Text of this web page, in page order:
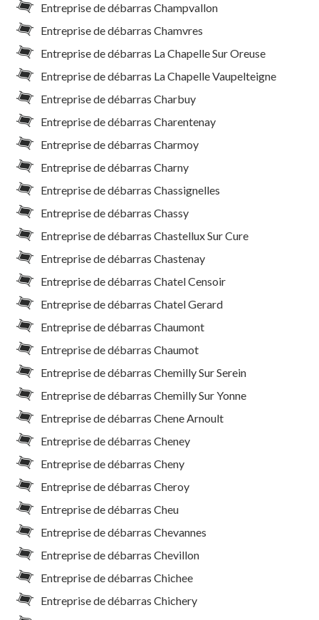
Entreprise de débarras Champvallon
Entreprise de débarras Chamvres
Entreprise de débarras La Chapelle Sur Oreuse
Entreprise de débarras La Chapelle Vaupelteigne
Entreprise de débarras Charbuy
Entreprise de débarras Charentenay
Entreprise de débarras Charmoy
Entreprise de débarras Charny
Entreprise de débarras Chassignelles
Entreprise de débarras Chassy
Entreprise de débarras Chastellux Sur Cure
Entreprise de débarras Chastenay
Entreprise de débarras Chatel Censoir
Entreprise de débarras Chatel Gerard
Entreprise de débarras Chaumont
Entreprise de débarras Chaumot
Entreprise de débarras Chemilly Sur Serein
Entreprise de débarras Chemilly Sur Yonne
Entreprise de débarras Chene Arnoult
Entreprise de débarras Cheney
Entreprise de débarras Cheny
Entreprise de débarras Cheroy
Entreprise de débarras Cheu
Entreprise de débarras Chevannes
Entreprise de débarras Chevillon
Entreprise de débarras Chichee
Entreprise de débarras Chichery